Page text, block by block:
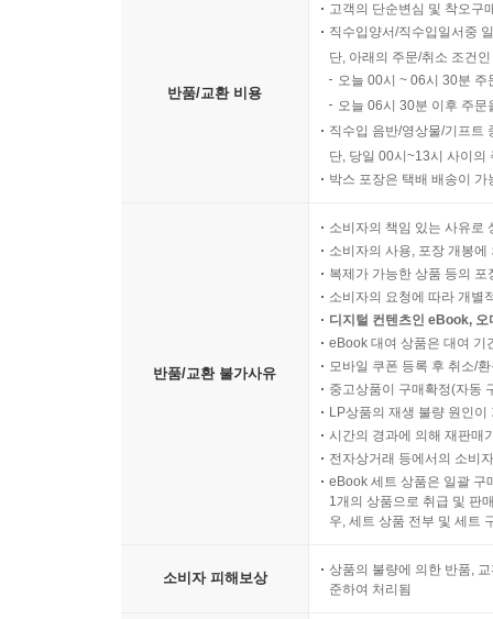
반품/교환 비용
고객의 단순변심 및 착오구
직수입양서/직수입일서중
단, 아래의 주문/취소 조건
오늘 00시 ~ 06시 30분
오늘 06시 30분 이후 주
직수입 음반/영상물/기프트
단, 당일 00시~13시 사이의
박스 포장은 택배 배송이
반품/교환 불가사유
소비자의 책임 있는 사유로
소비자의 사용, 포장 개봉
복제가 가능한 상품 등의
소비자의 요청에 따라 개별
디지털 컨텐츠인 eBook,
eBook 대여 상품은 대여 기
모바일 쿠폰 등록 후 취소/
중고상품이 구매확정(자동
LP상품의 재생 불량 원인
시간의 경과에 의해 재판매
전자상거래 등에서의 소비
eBook 세트 상품은 일괄 구
1개의 상품으로 취급 및 판
우, 세트 상품 전부 및 세트
소비자 피해보상
상품의 불량에 의한 반품,
준하여 처리됨